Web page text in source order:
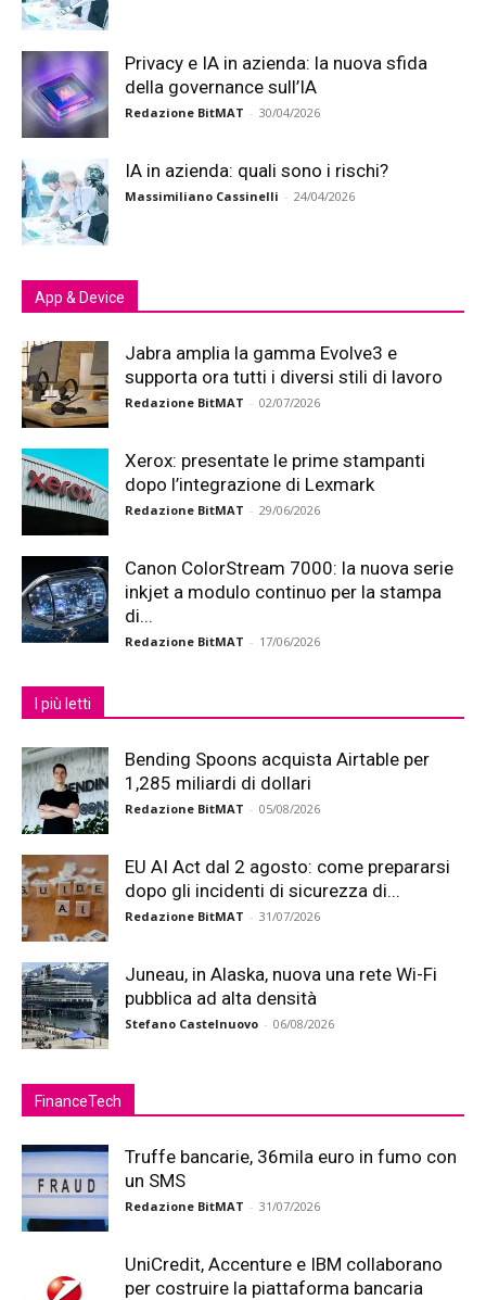
Privacy e IA in azienda: la nuova sfida
della governance sull’IA
Redazione BitMAT - 30/04/2026
IA in azienda: quali sono i rischi?
Massimiliano Cassinelli - 24/04/2026
App & Device
Jabra amplia la gamma Evolve3 e
supporta ora tutti i diversi stili di lavoro
Redazione BitMAT - 02/07/2026
Xerox: presentate le prime stampanti
dopo l’integrazione di Lexmark
Redazione BitMAT - 29/06/2026
Canon ColorStream 7000: la nuova serie
inkjet a modulo continuo per la stampa
di...
Redazione BitMAT - 17/06/2026
I più letti
Bending Spoons acquista Airtable per
1,285 miliardi di dollari
Redazione BitMAT - 05/08/2026
EU AI Act dal 2 agosto: come prepararsi
dopo gli incidenti di sicurezza di...
Redazione BitMAT - 31/07/2026
Juneau, in Alaska, nuova una rete Wi-Fi
pubblica ad alta densità
Stefano Castelnuovo - 06/08/2026
FinanceTech
Truffe bancarie, 36mila euro in fumo con
un SMS
Redazione BitMAT - 31/07/2026
UniCredit, Accenture e IBM collaborano
per costruire la piattaforma bancaria